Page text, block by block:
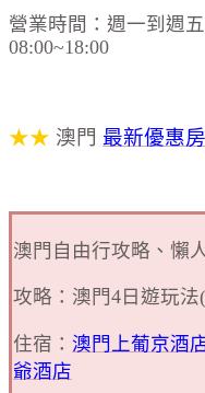
營業時間：週一到週
08:00~18:00
★★ 澳門 最新優惠
澳門自由行攻略、懶
攻略：澳門4日遊玩法(
住宿： 澳門上葡京酒
爺酒店